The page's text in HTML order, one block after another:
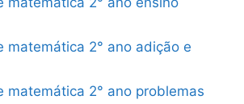
matemática 2° ano adição e
matemática 2° ano problemas